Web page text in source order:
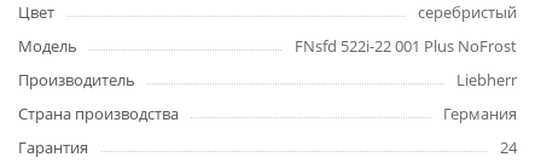
Цвет
серебристый
Модель
FNsfd 522i-22 001 Plus NoFrost
Производитель
Liebherr
Страна производства
Германия
Гарантия
24